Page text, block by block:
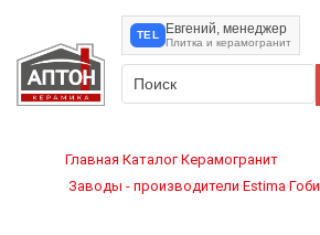
TEL Евгений, менеджер
Плитка и керамогранит
Главная›Каталог›Керамогранит
›Заводы - производители›Estima›Гоби